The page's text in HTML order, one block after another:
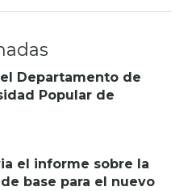
Departamento de
Popular de
el informe sobre la
base para el nuevo